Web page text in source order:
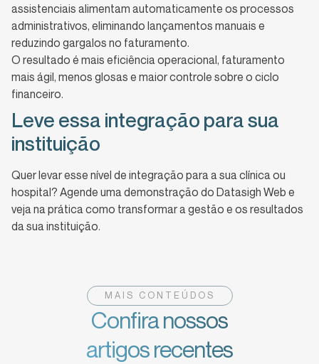
assistenciais alimentam automaticamente os processos
administrativos, eliminando lançamentos manuais e
reduzindo gargalos no faturamento.
O resultado é mais eficiência operacional, faturamento
mais ágil, menos glosas e maior controle sobre o ciclo
financeiro.
Leve essa integração para sua
instituição
Quer levar esse nível de integração para a sua clínica ou
hospital? Agende uma demonstração do Datasigh Web e
veja na prática como transformar a gestão e os resultados
da sua instituição.
MAIS CONTEÚDOS
Confira nossos
artigos recentes